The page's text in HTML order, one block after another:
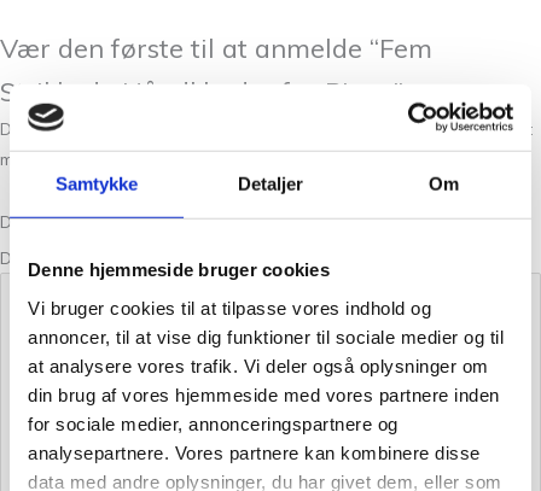
Samtykke Detaljer Om
Denne hjemmeside bruger cookies
Vi bruger cookies til at tilpasse vores indhold og
annoncer, til at vise dig funktioner til sociale medier og til
at analysere vores trafik. Vi deler også oplysninger om
din brug af vores hjemmeside med vores partnere inden
for sociale medier, annonceringspartnere og
analysepartnere. Vores partnere kan kombinere disse
data med andre oplysninger, du har givet dem, eller som
Vær den første til at anmelde “Fem
Strikkede Håndklæder fra Pixen”
Din e-mailadresse vil ikke blive publiceret.
Krævede felter er markeret
med*
Din bedømmelse
Din anmeldelse